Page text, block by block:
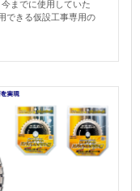
までに使用していた
できる仮設工事専用の